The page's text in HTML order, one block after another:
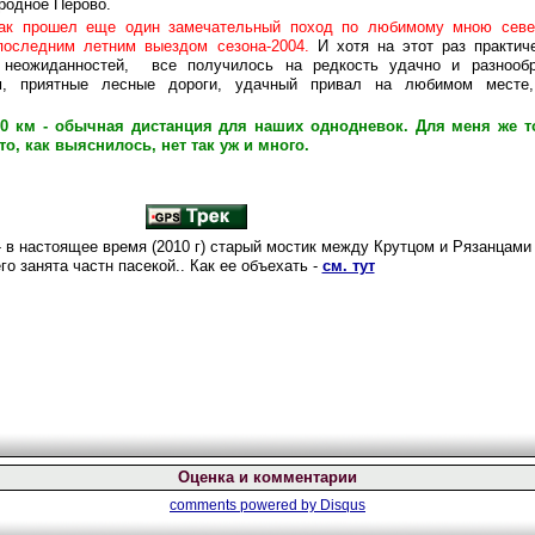
Перово.
прошел еще один замечательный поход по любимому мною
летним выездом сезона-2004. И хотя на этот раз
неожиданностей, все получилось на редкость удачно и
приятные лесные дороги, удачный привал на любимом
км - обычная дистанция для наших однодневок. Для меня же
как выяснилось, нет так уж и много.
настоящее время (2010 г) старый мостик между Крутцом и Рязанцами
занята частн пасекой.. Как ее объехать - см. тут
Оценка и комментарии
comments powered by Disqus